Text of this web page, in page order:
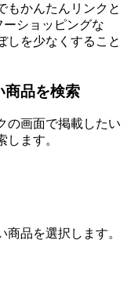
もかんたんリンクと
ショッピングな
しを少なくすること
商品を検索
の画面で掲載したい
ます。
品を選択します。